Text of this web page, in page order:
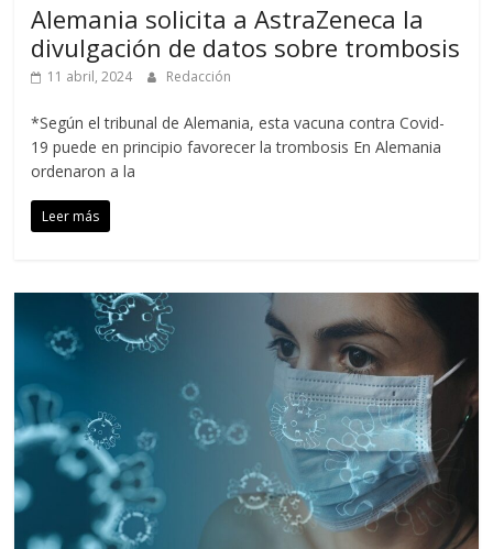
Alemania solicita a AstraZeneca la
divulgación de datos sobre trombosis
11 abril, 2024 Redacción
*Según el tribunal de Alemania, esta vacuna contra Covid-
19 puede en principio favorecer la trombosis En Alemania
ordenaron a la
Leer más